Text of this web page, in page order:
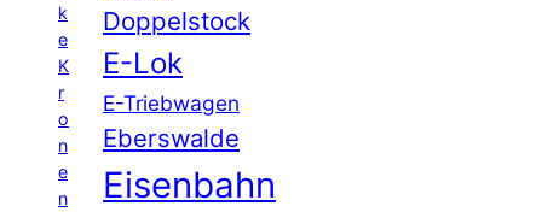
k
e
K
r
o
n
e
n
Doppelstock
E-Lok
E-Triebwagen
Eberswalde
Eisenbahn